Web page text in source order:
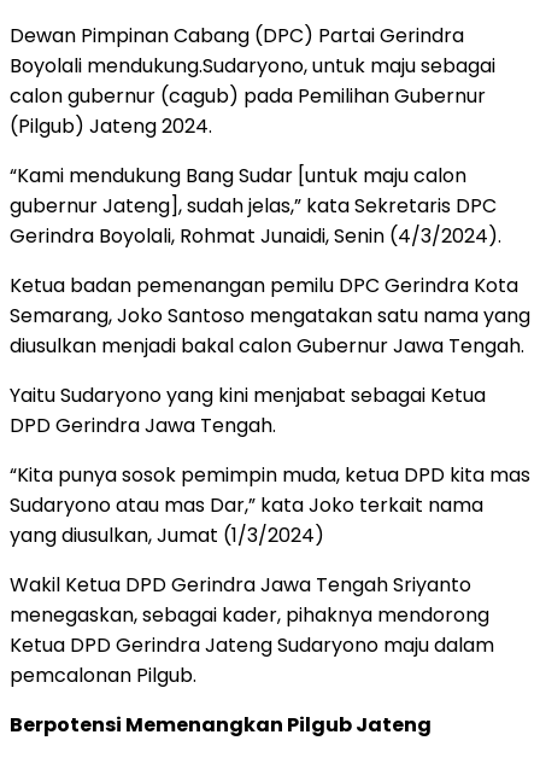
Dewan Pimpinan Cabang (DPC) Partai Gerindra
Boyolali mendukung.Sudaryono, untuk maju sebagai
calon gubernur (cagub) pada Pemilihan Gubernur
(Pilgub) Jateng 2024.
“Kami mendukung Bang Sudar [untuk maju calon
gubernur Jateng], sudah jelas,” kata Sekretaris DPC
Gerindra Boyolali, Rohmat Junaidi, Senin (4/3/2024).
Ketua badan pemenangan pemilu DPC Gerindra Kota
Semarang, Joko Santoso mengatakan satu nama yang
diusulkan menjadi bakal calon Gubernur Jawa Tengah.
Yaitu Sudaryono yang kini menjabat sebagai Ketua
DPD Gerindra Jawa Tengah.
“Kita punya sosok pemimpin muda, ketua DPD kita mas
Sudaryono atau mas Dar,” kata Joko terkait nama
yang diusulkan, Jumat (1/3/2024)
Wakil Ketua DPD Gerindra Jawa Tengah Sriyanto
menegaskan, sebagai kader, pihaknya mendorong
Ketua DPD Gerindra Jateng Sudaryono maju dalam
pemcalonan Pilgub.
Berpotensi Memenangkan Pilgub Jateng